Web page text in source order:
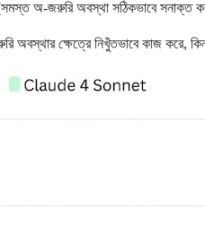
অ-জরুরি অবস্থা সঠিকভাবে সনাক্ত
ক্ষেত্রে নিখুঁতভাবে কাজ করে, কিন্তু